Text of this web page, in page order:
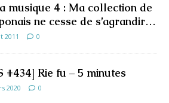
musique 4 : Ma collection de
ne cesse de s’agrandir…
2011 0
#434] Rie fu – 5 minutes
2020 0